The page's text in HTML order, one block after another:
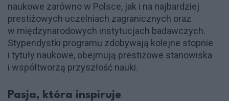
naukowe zarówno w Polsce, jak i na najbardziej
prestiżowych uczelniach zagranicznych oraz
w międzynarodowych instytucjach badawczych.
Stypendystki programu zdobywają kolejne stopnie
i tytuły naukowe, obejmują prestiżowe stanowiska
i współtworzą przyszłość nauki.
Pasja, która inspiruje